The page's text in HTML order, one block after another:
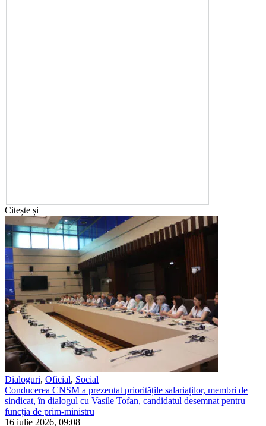
Citește și
Dialoguri, Oficial, Social
Conducerea CNSM a prezentat prioritățile salariaților, membri de
sindicat, în dialogul cu Vasile Tofan, candidatul desemnat pentru
funcția de prim-ministru
16 iulie 2026, 09:08